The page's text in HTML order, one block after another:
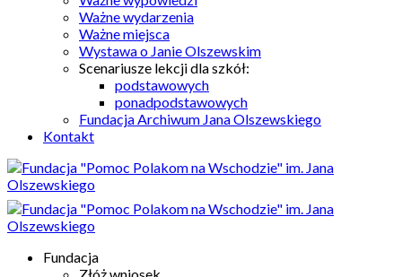
Ważne wydarzenia
Ważne miejsca
Wystawa o Janie Olszewskim
Scenariusze lekcji dla szkół:
podstawowych
ponadpodstawowych
Fundacja Archiwum Jana Olszewskiego
Kontakt
Fundacja